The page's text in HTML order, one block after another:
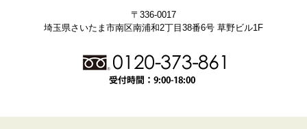
〒336-0017
埼玉県さいたま市南区南浦和2丁目38番6号 草野ビル1F